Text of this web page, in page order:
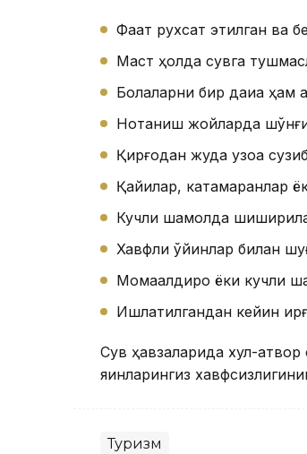
Фақат рухсат этилган ва
Маст ҳолда сувга
Болаларни бир дақиқа ҳам
Нотаниш жойларда
Қирғоқдан жуда узоққа
Қайиқлар, катамаранлар
Кучли шамолда
Хавфли ўйинлар билан
Момақалдироқ ёки кучли
Ишлатилгандан кейин
Сув ҳавзаларида хулқ-
яқинларингиз
Туризм